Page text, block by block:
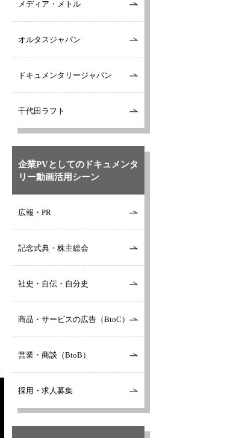
メディア・メトル
オルタスジャパン
ドキュメンタリージャパン
千代田ラフト
企業PVとしてのドキュメンタ
リー動画活用シーン
広報・PR
記念式典・株主総会
社史・自伝・自分史
商品・サービスの広告（BtoC）
営業・商談（BtoB）
採用・求人募集